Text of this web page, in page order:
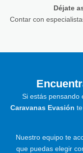
Déjate
Contar con
Si estás pensando
Caravanas Evasión
Nuestro equipo te
que puedas elegir